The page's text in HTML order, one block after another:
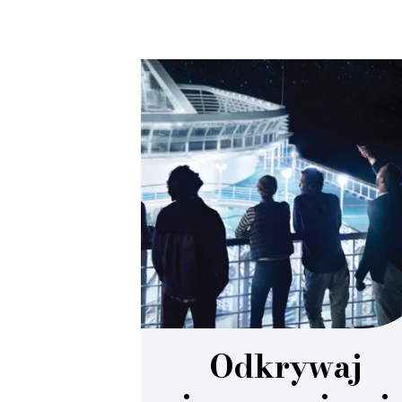
Odkrywaj